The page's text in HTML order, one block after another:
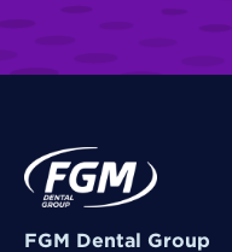
FGM Dental Group